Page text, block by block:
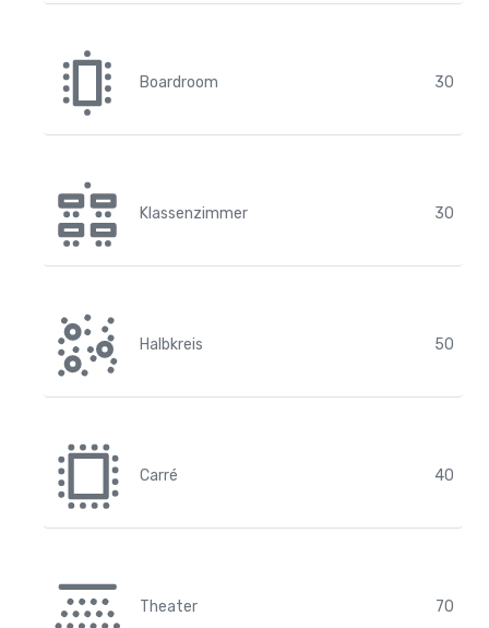
Boardroom 30
Klassenzimmer 30
Halbkreis 50
Carré 40
Theater 70